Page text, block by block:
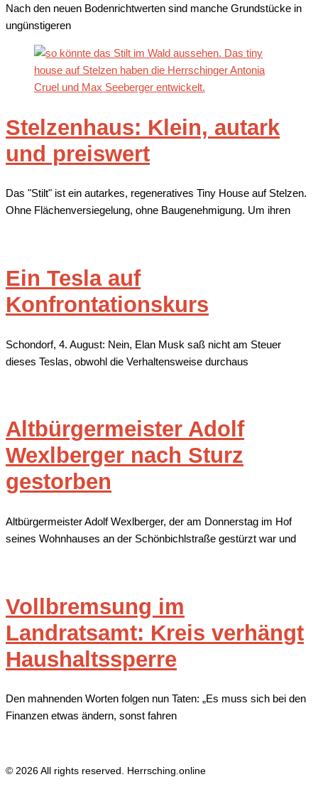
Nach den neuen Bodenrichtwerten sind manche Grundstücke in
ungünstigeren
Stelzenhaus: Klein, autark
und preiswert
Das "Stilt" ist ein autarkes, regeneratives Tiny House auf Stelzen.
Ohne Flächenversiegelung, ohne Baugenehmigung. Um ihren
Ein Tesla auf
Konfrontationskurs
Schondorf, 4. August: Nein, Elan Musk saß nicht am Steuer
dieses Teslas, obwohl die Verhaltensweise durchaus
Altbürgermeister Adolf
Wexlberger nach Sturz
gestorben
Altbürgermeister Adolf Wexlberger, der am Donnerstag im Hof
seines Wohnhauses an der Schönbichlstraße gestürzt war und
Vollbremsung im
Landratsamt: Kreis verhängt
Haushaltssperre
Den mahnenden Worten folgen nun Taten: „Es muss sich bei den
Finanzen etwas ändern, sonst fahren
© 2026 All rights reserved. Herrsching.online